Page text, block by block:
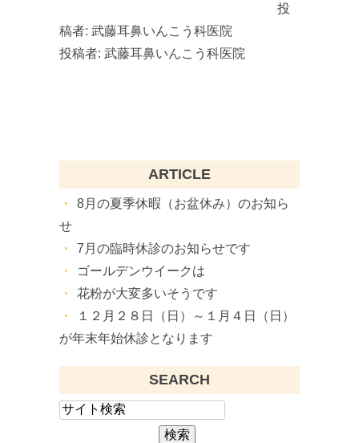
投
稿者: 武藤耳鼻いんこう科医院
投稿者: 武藤耳鼻いんこう科医院
ARTICLE
8月の夏季休暇（お盆休み）のお知ら
せ
7月の臨時休診のお知らせです
ゴールデンウイークは
花粉が大変多いそうです
１２月２８日（日）～１月４日（日）
が年末年始休診となります
SEARCH